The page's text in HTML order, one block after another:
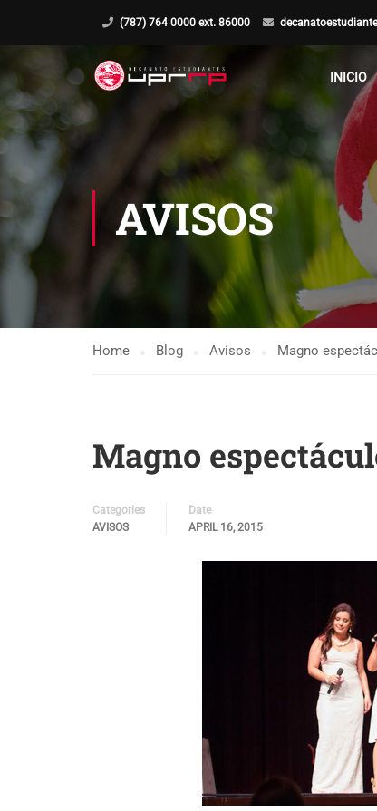
(787) 764 0000 ext. 86000
INICIO
AVISOS
Home Blog Avisos Magno
Magno
Categories
AVISOS
Date
APRIL 16, 2015